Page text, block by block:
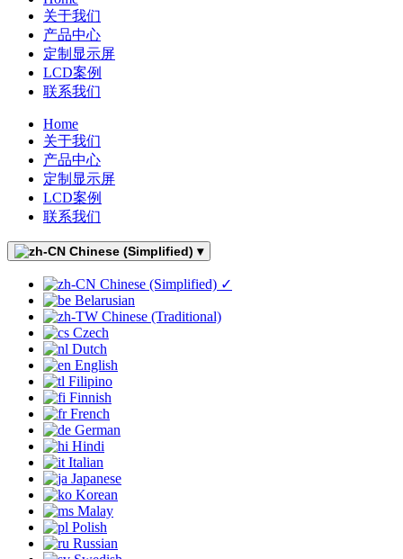
关于我们
产品中心
定制显示屏
LCD案例
联系我们
Home
关于我们
产品中心
定制显示屏
LCD案例
联系我们
Chinese (Simplified) ▾
Chinese (Simplified) ✓
Belarusian
Chinese (Traditional)
Czech
Dutch
English
Filipino
Finnish
French
German
Hindi
Italian
Japanese
Korean
Malay
Polish
Russian